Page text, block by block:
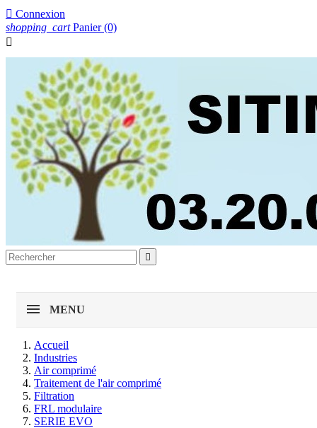
 Connexion
shopping_cart Panier (0)


MENU
Accueil
Industries
Air comprimé
Traitement de l'air comprimé
Filtration
FRL modulaire
SERIE EVO